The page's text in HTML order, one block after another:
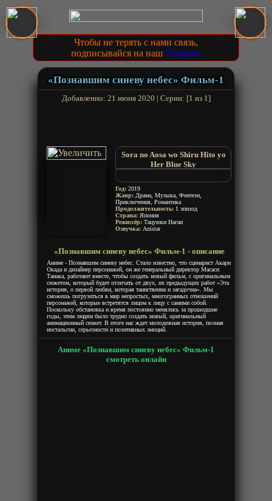
Чтобы не терять с нами связь,
подписывайся на наш Telegram
«Познавшим синеву небес» Фильм-1
Добавленно: 21 июня 2020 | Серии: [1 из 1]
Sora no Aosa wo Shiru Hito yo
Her Blue Sky
The Person Who Knows How
Blue the Sky Is
Она видела небо
Год: 2019
Жанр: Драма, Музыка, Фентези,
Приключения, Романтика
Продолжительность: 1 эпизод
Страна: Япония
Режиссёр: Тацуюки Нагаи
Озвучка: Anistar
«Познавшим синеву небес» Фильм-1 - описание
Аниме - Познавшим синеву небес. Стало известно, что сценарист Акари
Окада и дизайнер персонажей, он же генеральный директор Масаси
Танака, работают вместе, чтобы создать новый фильм, с оригинальным
сюжетом, который будет отличать от двух, их предыдущих работ «Эта
история, о первой любви, которая таинственна и загадочна». Мы
сможешь погрузиться в мир непростых, многогранных отношений
персонажей, которые встретятся лицом к лицу с самими собой.
Поскольку обстановка и время постоянно менялись за прошедшие
годы, этим людям было трудно создать новый, оригинальный
анимационный сюжет. В итоге нас ждет молодежная история, полная
ностальгии, серьезности и позитивных эмоций.
Аниме «Познавшим синеву небес» Фильм-1
смотреть онлайн